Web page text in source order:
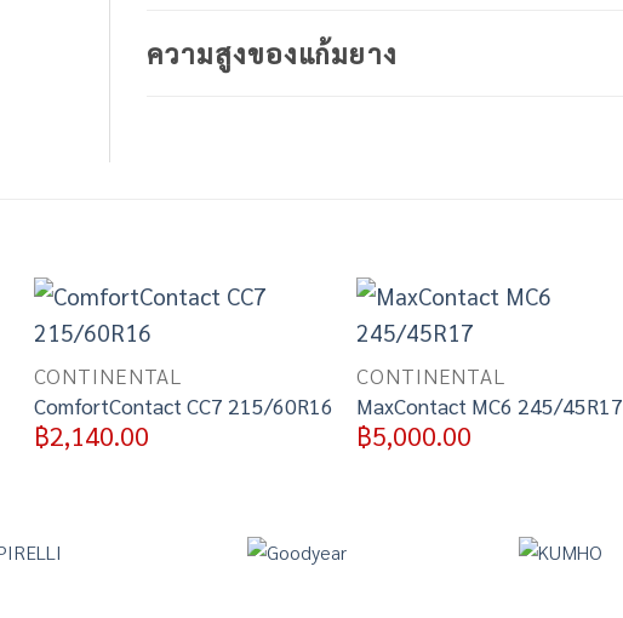
ความสูงของแก้มยาง
CONTINENTAL
ComfortContact CC7 215/60R16
฿2,140.00
CONTINENTAL
MaxContact MC6 245/45R17
฿5,000.00